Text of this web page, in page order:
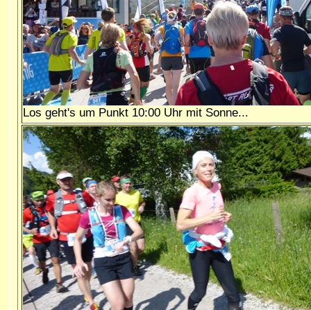
Los geht's um Punkt 10:00 Uhr mit Sonne...